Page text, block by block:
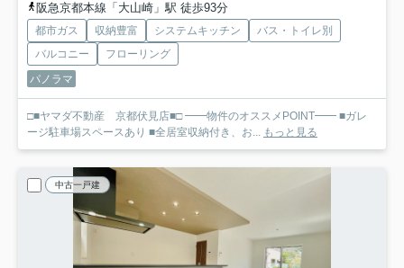
阪急京都本線「大山崎」駅 徒歩93分
都市ガス 収納豊富 システムキッチン
バス・トイレ別
バルコニー
フローリング
パノラマ
□■ヤマダ不動産 京都伏見店■□ ━━物件のオススメPOINT━━ ■ガレ
ージ駐車場スペースあり ■全居室収納付き、お... もっと見る
中古一戸建